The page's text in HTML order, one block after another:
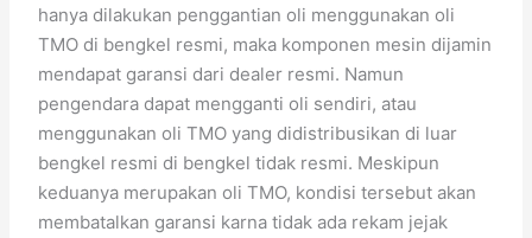
hanya dilakukan penggantian oli menggunakan oli
TMO di bengkel resmi, maka komponen mesin dijamin
mendapat garansi dari dealer resmi. Namun
pengendara dapat mengganti oli sendiri, atau
menggunakan oli TMO yang didistribusikan di luar
bengkel resmi di bengkel tidak resmi. Meskipun
keduanya merupakan oli TMO, kondisi tersebut akan
membatalkan garansi karna tidak ada rekam jejak